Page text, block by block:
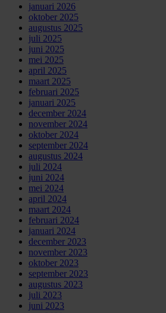
januari 2026
oktober 2025
augustus 2025
juli 2025
juni 2025
mei 2025
april 2025
maart 2025
februari 2025
januari 2025
december 2024
november 2024
oktober 2024
september 2024
augustus 2024
juli 2024
juni 2024
mei 2024
april 2024
maart 2024
februari 2024
januari 2024
december 2023
november 2023
oktober 2023
september 2023
augustus 2023
juli 2023
juni 2023